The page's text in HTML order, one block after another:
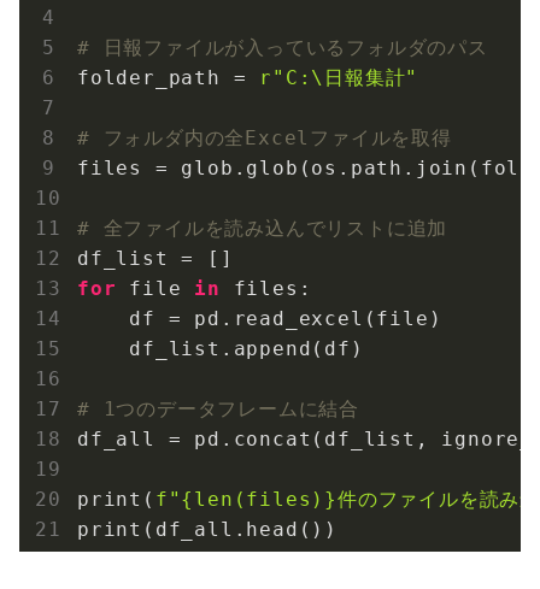
# 日報ファイルが入っているフォルダのパス
folder_path = r"C:\日報集計"
# フォルダ内の全Excelファイルを取得
files =
# 全ファイルを読み込んでリストに追加
for file in files:
    df = pd.read_excel(file)
    df_list.append(df)
# 1つのデータフレームに結合
df_all = pd.concat(df_list,
print( f" {len(files)}件のファイルを読み
print(df_all.head())